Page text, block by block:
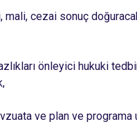
cezai sonuç
önleyici hukuki
ve plan ve